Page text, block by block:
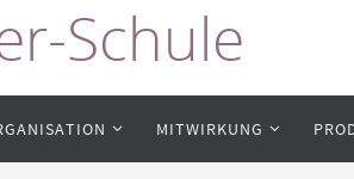
Schule
MITWIRKUNG